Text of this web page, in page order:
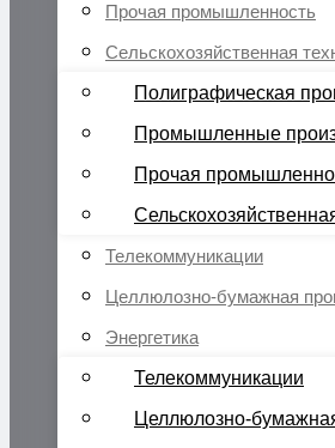
Прочая промышленность
Сельскохозяйственная
Полиграфическая
Промышленные
Прочая
Телекоммуникации
Целлюлозно-бумажная
Энергетика
Телекоммуникации
Целлюлозно-